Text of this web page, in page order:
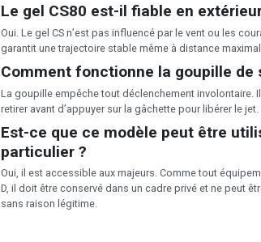
Le gel CS80 est-il fiable en
Oui. Le gel CS n’est pas influencé par le vent ou les
garantit une trajectoire stable même à distance
Comment fonctionne la goupille de
La goupille empêche tout déclenchement involontaire.
retirer avant d’appuyer sur la gâchette pour libérer le jet.
Est-ce que ce modèle peut être
particulier ?
Oui, il est accessible aux majeurs. Comme tout
D, il doit être conservé dans un cadre privé et ne peut
sans raison légitime.